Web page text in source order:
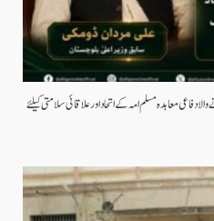
معاہدہ مسلم امہ کے اتحاد اور علاقائی سلامتی کیلئے